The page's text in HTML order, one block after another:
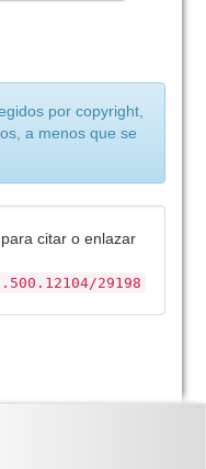
por copyright,
a menos que se
citar o enlazar
29198